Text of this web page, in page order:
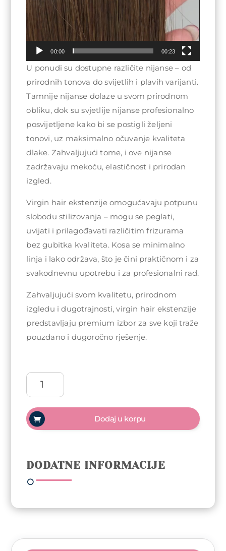
00:00 00:23
U ponudi su dostupne različite nijanse – od
prirodnih tonova do svijetlih i plavih varijanti.
Tamnije nijanse dolaze u svom prirodnom
obliku, dok su svjetlije nijanse profesionalno
posvijetljene kako bi se postigli željeni
tonovi, uz maksimalno očuvanje kvaliteta
dlake. Zahvaljujući tome, i ove nijanse
zadržavaju mekoću, elastičnost i prirodan
izgled.
Virgin hair ekstenzije omogućavaju potpunu
slobodu stilizovanja – mogu se peglati,
uvijati i prilagođavati različitim frizurama
bez gubitka kvaliteta. Kosa se minimalno
linja i lako održava, što je čini praktičnom i za
svakodnevnu upotrebu i za profesionalni rad.
Zahvaljujući svom kvalitetu, prirodnom
izgledu i dugotrajnosti, virgin hair ekstenzije
predstavljaju premium izbor za sve koji traže
pouzdano i dugoročno rješenje.
Virgin
ekstenzije
na
klipse
-
Nijansa
Dodaj u korpu
DODATNE INFORMACIJE